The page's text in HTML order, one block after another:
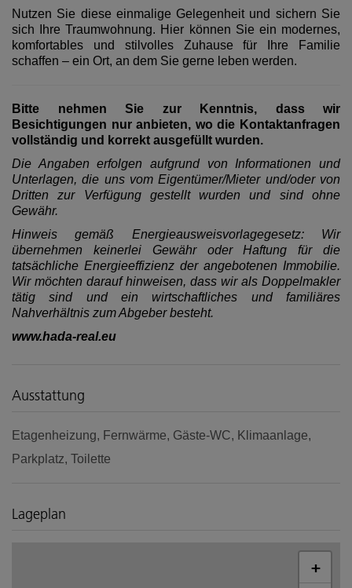
Nutzen Sie diese einmalige Gelegenheit und sichern Sie
sich Ihre Traumwohnung. Hier können Sie ein modernes,
komfortables und stilvolles Zuhause für Ihre Familie
schaffen – ein Ort, an dem Sie gerne leben werden.
Bitte nehmen Sie zur Kenntnis, dass wir
Besichtigungen nur anbieten, wo die Kontaktanfragen
vollständig und korrekt ausgefüllt wurden.
Die Angaben erfolgen aufgrund von Informationen und
Unterlagen, die uns vom Eigentümer/Mieter und/oder von
Dritten zur Verfügung gestellt wurden und sind ohne
Gewähr.
Hinweis gemäß Energieausweisvorlagegesetz: Wir
übernehmen keinerlei Gewähr oder Haftung für die
tatsächliche Energieeffizienz der angebotenen Immobilie.
Wir möchten darauf hinweisen, dass wir als Doppelmakler
tätig sind und ein wirtschaftliches und familiäres
Nahverhältnis zum Abgeber besteht.
www.hada-real.eu
Ausstattung
Etagenheizung Fernwärme Gäste-WC
Klimaanlage
Parkplatz Toilette
Lageplan
+